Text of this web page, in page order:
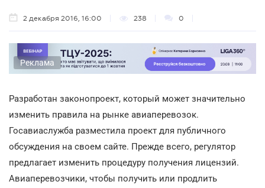
2 декабря 2016, 16:00 238 0
Реклама
Разработан законопроект, который может значительно
изменить правила на рынке авиаперевозок.
Госавиаслужба разместила проект для публичного
обсуждения на своем сайте. Прежде всего, регулятор
предлагает изменить процедуру получения лицензий.
Авиаперевозчики, чтобы получить или продлить